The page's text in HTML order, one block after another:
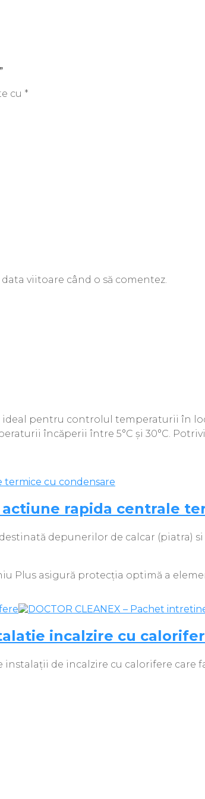
cu *
viitoare când o să comentez.
pentru controlul temperaturii în
încăperii între 5°C și 30°C.
actiune rapida centrale
depunerilor de calcar (piatra)
Plus asigură protecţia optimă a
incalzire cu
instalații de incalzire cu calorifere